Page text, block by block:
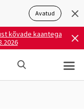
Avatud
kõvade kaantega